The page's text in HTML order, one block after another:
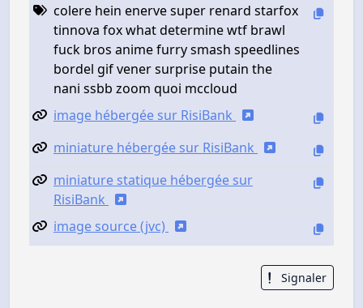
colere hein enerve super renard starfox
tinnova fox what determine wtf brawl
fuck bros anime furry smash speedlines
bordel gif vener surprise putain the
nani ssbb zoom quoi mccloud
image hébergée sur RisiBank
miniature hébergée sur RisiBank
miniature statique hébergée sur
RisiBank
image source (jvc)
Signaler